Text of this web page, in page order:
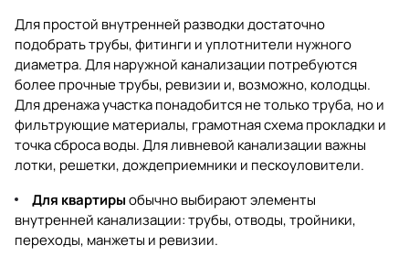
Для простой внутренней разводки достаточно
подобрать трубы, фитинги и уплотнители нужного
диаметра. Для наружной канализации потребуются
более прочные трубы, ревизии и, возможно, колодцы.
Для дренажа участка понадобится не только труба, но и
фильтрующие материалы, грамотная схема прокладки и
точка сброса воды. Для ливневой канализации важны
лотки, решетки, дождеприемники и пескоуловители.
Для квартирыобычно выбирают элементы
внутренней канализации: трубы, отводы, тройники,
переходы, манжеты и ревизии.